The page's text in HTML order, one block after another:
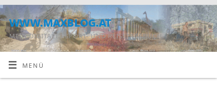
www.maxblog.at
MEIN DIGITALES SPORT- UND REISETAGEBUCH
MENÜ